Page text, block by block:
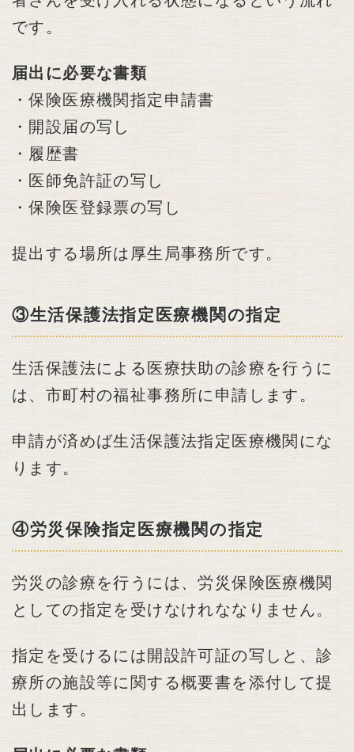
です。
届出に必要な書類
・保険医療機関指定申請書
・開設届の写し
・履歴書
・医師免許証の写し
・保険医登録票の写し
提出する場所は厚生局事務所です。
③生活保護法指定医療機関の指定
生活保護法による医療扶助の診療を行うに
は、市町村の福祉事務所に申請します。
申請が済めば生活保護法指定医療機関にな
ります。
④労災保険指定医療機関の指定
労災の診療を行うには、労災保険医療機関
としての指定を受けなけれななりません。
指定を受けるには開設許可証の写しと、診
療所の施設等に関する概要書を添付して提
出します。